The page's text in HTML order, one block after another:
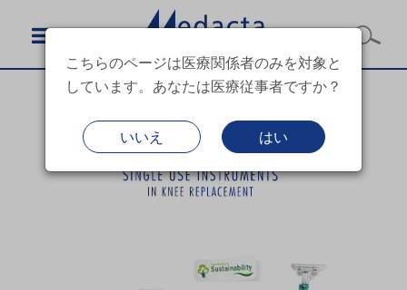
こちらのページは医療関係者のみを対象と
しています。あなたは医療従事者ですか？
いいえ はい